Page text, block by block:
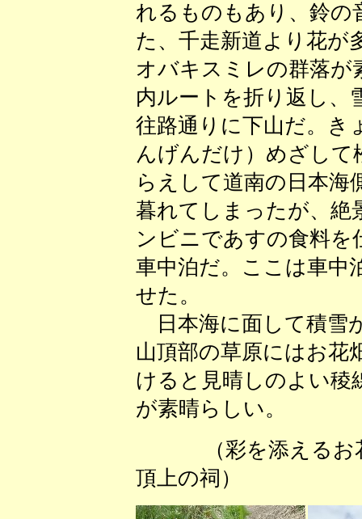
れるものもあり、鈴の
た、千走新道より花が
オバキスミレの群落が
内ルートを折り返し、
往路通りに下山だ。き
んげんだけ）めざして
らえして道南の日本海
暮れてしまったが、絶
ンビニであすの食料を
車中泊だ。ここは車中
せた。
日本海に面して積雪
山頂部の草原にはお花
けると見晴しのよい稜
が素晴らしい。
（彩を添え
頂上の祠）